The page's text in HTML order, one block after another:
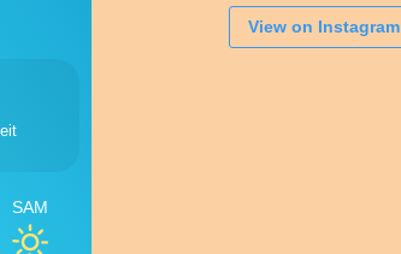
SAM
View on Instagram